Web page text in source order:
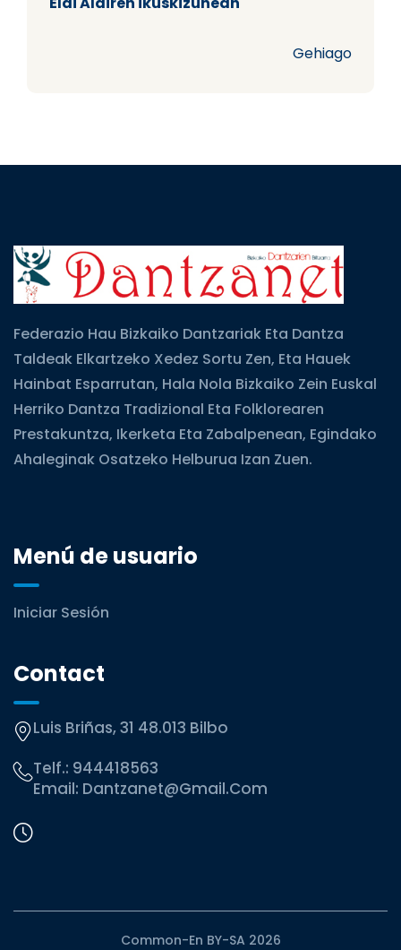
Gehiago
Federazio Hau Bizkaiko Dantzariak Eta Dantza
Taldeak Elkartzeko Xedez Sortu Zen, Eta Hauek
Hainbat Esparrutan, Hala Nola Bizkaiko Zein Euskal
Herriko Dantza Tradizional Eta Folklorearen
Prestakuntza, Ikerketa Eta Zabalpenean, Egindako
Ahaleginak Osatzeko Helburua Izan Zuen.
Menú de usuario
Iniciar Sesión
Contact
Luis Briñas, 31 48.013 Bilbo
Telf.: 944418563
Email: Dantzanet@gmail.com
Common-En BY-SA 2026